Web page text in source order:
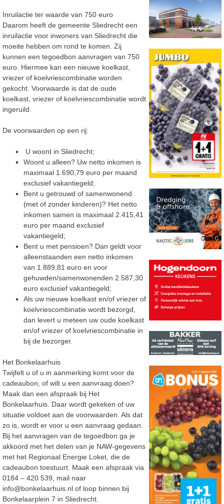
Inruilactie ter waarde van 750 euro
Daarom heeft de gemeente Sliedrecht een
inruilactie voor inwoners van Sliedrecht die
moeite hebben om rond te komen. Zij
kunnen een tegoedbon aanvragen van 750
euro. Hiermee kan een nieuwe koelkast,
vriezer of koelvriescombinatie worden
gekocht. Voorwaarde is dat de oude
koelkast, vriezer of koelvriescombinatie wordt
ingeruild.
De voorwaarden op een rij:
U woont in Sliedrecht;
Woont u alleen? Uw netto inkomen is
maximaal 1.690,79 euro per maand
exclusief vakantiegeld;
Bent u getrouwd of samenwonend
(met of zonder kinderen)? Het netto
inkomen samen is maximaal 2.415,41
euro per maand exclusief
vakantiegeld;
Bent u met pensioen? Dan geldt voor
alleenstaanden een netto inkomen
van 1.889,81 euro en voor
gehuwden/samenwonenden 2.587,30
euro exclusief vakantiegeld;
Als uw nieuwe koelkast en/of vriezer of
koelvriescombinatie wordt bezorgd,
dan levert u meteen uw oude koelkast
en/of vriezer of koelvriescombinatie in
bij de bezorger.
Het Bonkelaarhuis
Twijfelt u of u in aanmerking komt voor de
cadeaubon, of wilt u een aanvraag doen?
Maak dan een afspraak bij Het
Bonkelaarhuis. Daar wordt gekeken of uw
situatie voldoet aan de voorwaarden. Als dat
zo is, wordt er voor u een aanvraag gedaan.
Bij het aanvragen van de tegoedbon ga je
akkoord met het delen van je NAW-gegevens
met het Regionaal Energie Loket, die de
cadeaubon toestuurt. Maak een afspraak via
0184 – 420 539, mail naar
info@bonkelaarhuis.nl of loop binnen bij
Bonkelaarplein 7 in Sliedrecht.